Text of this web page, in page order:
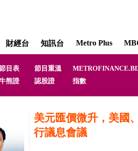
財經台 知訊台 Metro Plus
目表 節目重溫
熊證
認股證 指數
美元匯價微升，美國
行議息會議